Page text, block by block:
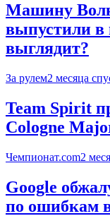
Машину
выпустили в
выглядит?
За рулем2 месяца
Team Spirit
Cologne
Чемпионат.com2
Google
по ошибкам